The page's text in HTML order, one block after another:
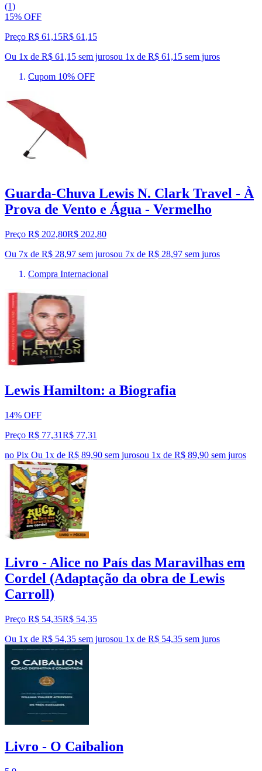
(1)
15% OFF
Preço R$ 61,15R$ 61 ,15
Ou 1x de R$ 61,15 sem jurosou 1x de R$ 61,15 sem juros
Cupom 10% OFF
Guarda-Chuva Lewis N. Clark Travel - À
Prova de Vento e Água - Vermelho
Preço R$ 202,80R$ 202,80
Ou 7x de R$ 28,97 sem jurosou 7x de R$ 28,97 sem juros
Compra Internacional
Lewis Hamilton: a Biografia
14% OFF
Preço R$ 77,31R$ 77,31
no Pix Ou 1x de R$ 89,90 sem jurosou 1x de R$ 89,90 sem juros
Livro - Alice no País das Maravilhas em
Cordel (Adaptação da obra de Lewis
Carroll)
Preço R$ 54,35R$ 54,35
Ou 1x de R$ 54,35 sem jurosou 1x de R$ 54,35 sem juros
Livro - O Caibalion